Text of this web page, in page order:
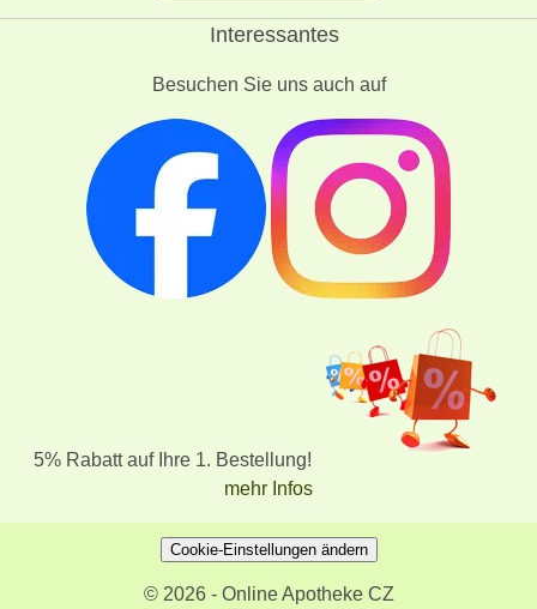
Interessantes
Besuchen Sie uns auch auf
5% Rabatt auf Ihre 1. Bestellung!
mehr Infos
Cookie-Einstellungen ändern
© 2026 - Online Apotheke CZ